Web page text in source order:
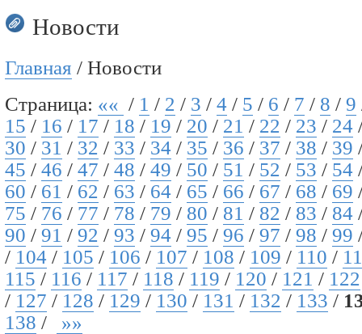
Новости
Главная / Новости
Страница: «« / 1 / 2 / 3 / 4 / 5 / 6 / 7 / 8 / 9
15 / 16 / 17 / 18 / 19 / 20 / 21 / 22 / 23 / 24
30 / 31 / 32 / 33 / 34 / 35 / 36 / 37 / 38 / 39
45 / 46 / 47 / 48 / 49 / 50 / 51 / 52 / 53 / 54
60 / 61 / 62 / 63 / 64 / 65 / 66 / 67 / 68 / 69
75 / 76 / 77 / 78 / 79 / 80 / 81 / 82 / 83 / 84
90 / 91 / 92 / 93 / 94 / 95 / 96 / 97 / 98 / 99
/ 104 / 105 / 106 / 107 / 108 / 109 / 110 /
115 / 116 / 117 / 118 / 119 / 120 / 121 / 122
/ 127 / 128 / 129 / 130 / 131 / 132 / 133 /
138 / »»